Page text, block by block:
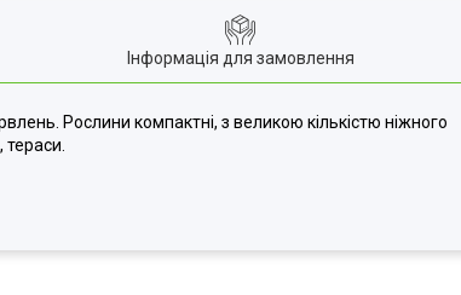
Інформація для замовлення
Рослини компактні, з великою кількістю ніжного